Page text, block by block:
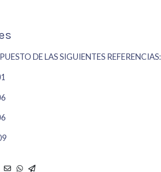
DE LAS SIGUIENTES REFERENCIAS: